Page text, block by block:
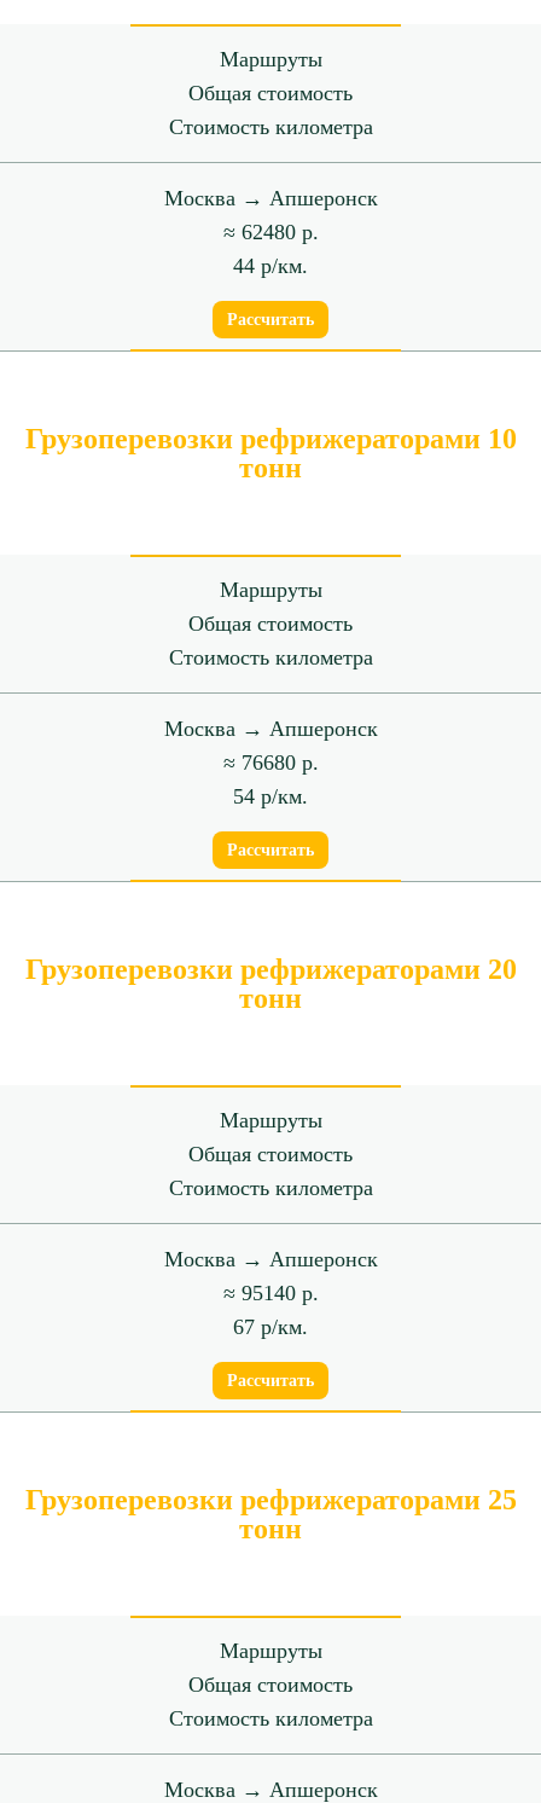
Маршруты
Общая стоимость
Стоимость километра
Москва → Апшеронск
≈ 62480 р.
44 р/км.
Рассчитать
Грузоперевозки рефрижераторами 10
тонн
Маршруты
Общая стоимость
Стоимость километра
Москва → Апшеронск
≈ 76680 р.
54 р/км.
Рассчитать
Грузоперевозки рефрижераторами 20
тонн
Маршруты
Общая стоимость
Стоимость километра
Москва → Апшеронск
≈ 95140 р.
67 р/км.
Рассчитать
Грузоперевозки рефрижераторами 25
тонн
Маршруты
Общая стоимость
Стоимость километра
Москва → Апшеронск